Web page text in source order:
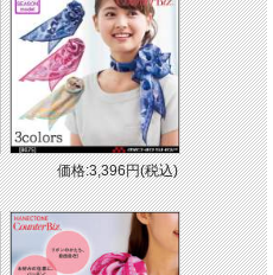
価格:3,396円(税込)